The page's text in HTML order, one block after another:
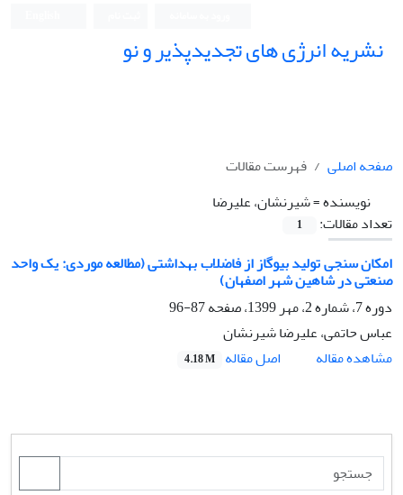
نشریه انرژی های تجدیدپذیر و نو
صفحه اصلی
فهرست مقالات
نویسنده =شیرنشان، علیرضا
تعداد مقالات:
1
امکان سنجی تولید بیوگاز از فاضلاب بهداشتی (مطالعه موردی: یک واحد
صنعتی در شاهین شهر اصفهان)
دوره 7، شماره 2، مهر 1399، صفحه
87-96
عباس حاتمی، علیرضا شیرنشان
مشاهده مقاله
اصل مقاله 4.18 M